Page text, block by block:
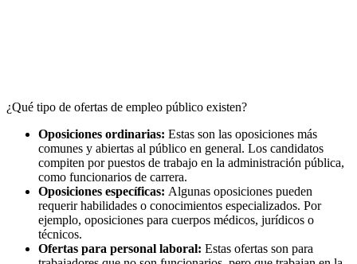
¿Qué tipo de ofertas de empleo público existen?
Oposiciones ordinarias: Estas son las oposiciones más
comunes y abiertas al público en general. Los candidatos
compiten por puestos de trabajo en la administración pública,
como funcionarios de carrera.
Oposiciones específicas: Algunas oposiciones pueden
requerir habilidades o conocimientos especializados. Por
ejemplo, oposiciones para cuerpos médicos, jurídicos o
técnicos.
Ofertas para personal laboral: Estas ofertas son para